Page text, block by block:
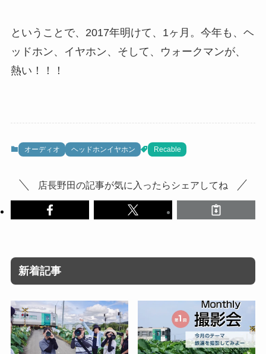
ということで、2017年明けて、1ヶ月。今年も、ヘ
ッドホン、イヤホン、そして、ウォークマンが、
熱い！！！
オーディオ ヘッドホンイヤホン Recable
店長野田の記事が気に入ったらシェアしてね
新着記事